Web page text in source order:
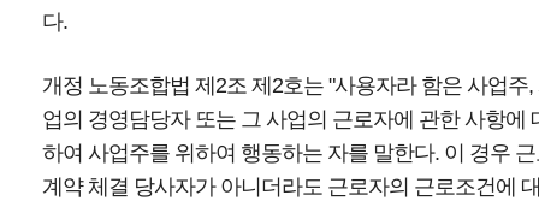
다.
개정 노동조합법 제2조 제2호는 "사용자라 함은 사업주,
업의 경영담당자 또는 그 사업의 근로자에 관한 사항에
하여 사업주를 위하여 행동하는 자를 말한다. 이 경우
계약 체결 당사자가 아니더라도 근로자의 근로조건에